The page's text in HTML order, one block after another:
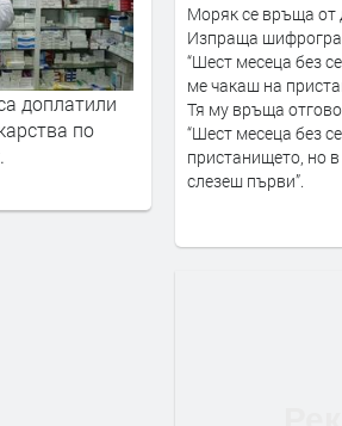
доплатили
по
Вече може да се
за личен фалит
преди 3 дни
Моряк се връща от
Изпраща
“Шест месеца без
ме чакаш на
Тя му връща
“Шест месеца без
пристанището, но
слезеш първи”.